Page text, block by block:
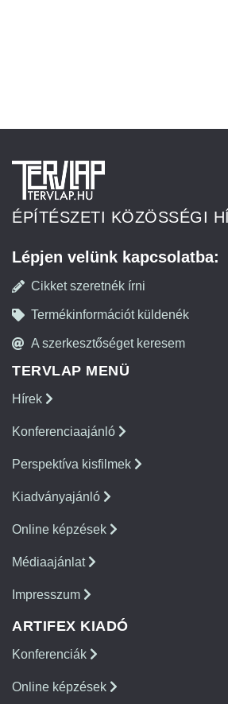
ÉPÍTÉSZETI KÖZÖSSÉGI
Lépjen velünk kapcsolatba:
Cikket szeretnék írni
Termékinformációt küldenék
A szerkesztőséget keresem
TERVLAP MENÜ
Hírek
Konferenciaajánló
Perspektíva kisfilmek
Kiadványajánló
Online képzések
Médiaajánlat
Impresszum
ARTIFEX KIADÓ
Konferenciák
Online képzések